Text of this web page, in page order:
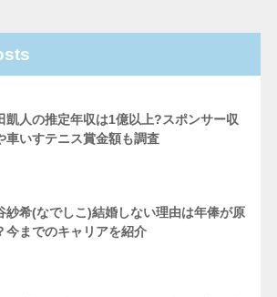
凱人の推定年収は1億以上?スポンサー収
車いすテニス賞金額も調査
紗希(なでしこ)結婚しない理由は年俸が原
今までのキャリアを紹介